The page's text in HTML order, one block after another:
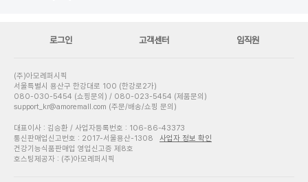
로그인 고객센터 임직원
(주)아모레퍼시픽
서울특별시 용산구 한강대로 100 (한강로2가)
080-030-5454 (쇼핑문의) / 080-023-5454 (제품문의)
support_kr@amoremall.com (주문/배송/쇼핑 문의)
대표이사 : 김승환 / 사업자등록번호 : 106-86-43373
통신판매업신고번호 : 2017-서울용산-1308
사업자 정보 확인
건강기능식품판매업 영업신고증 제8호
호스팅제공자 : (주)아모레퍼시픽